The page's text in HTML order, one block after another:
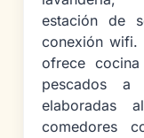
estación de
conexión wifi.
ofrece
pescados
elaboradas
comedores